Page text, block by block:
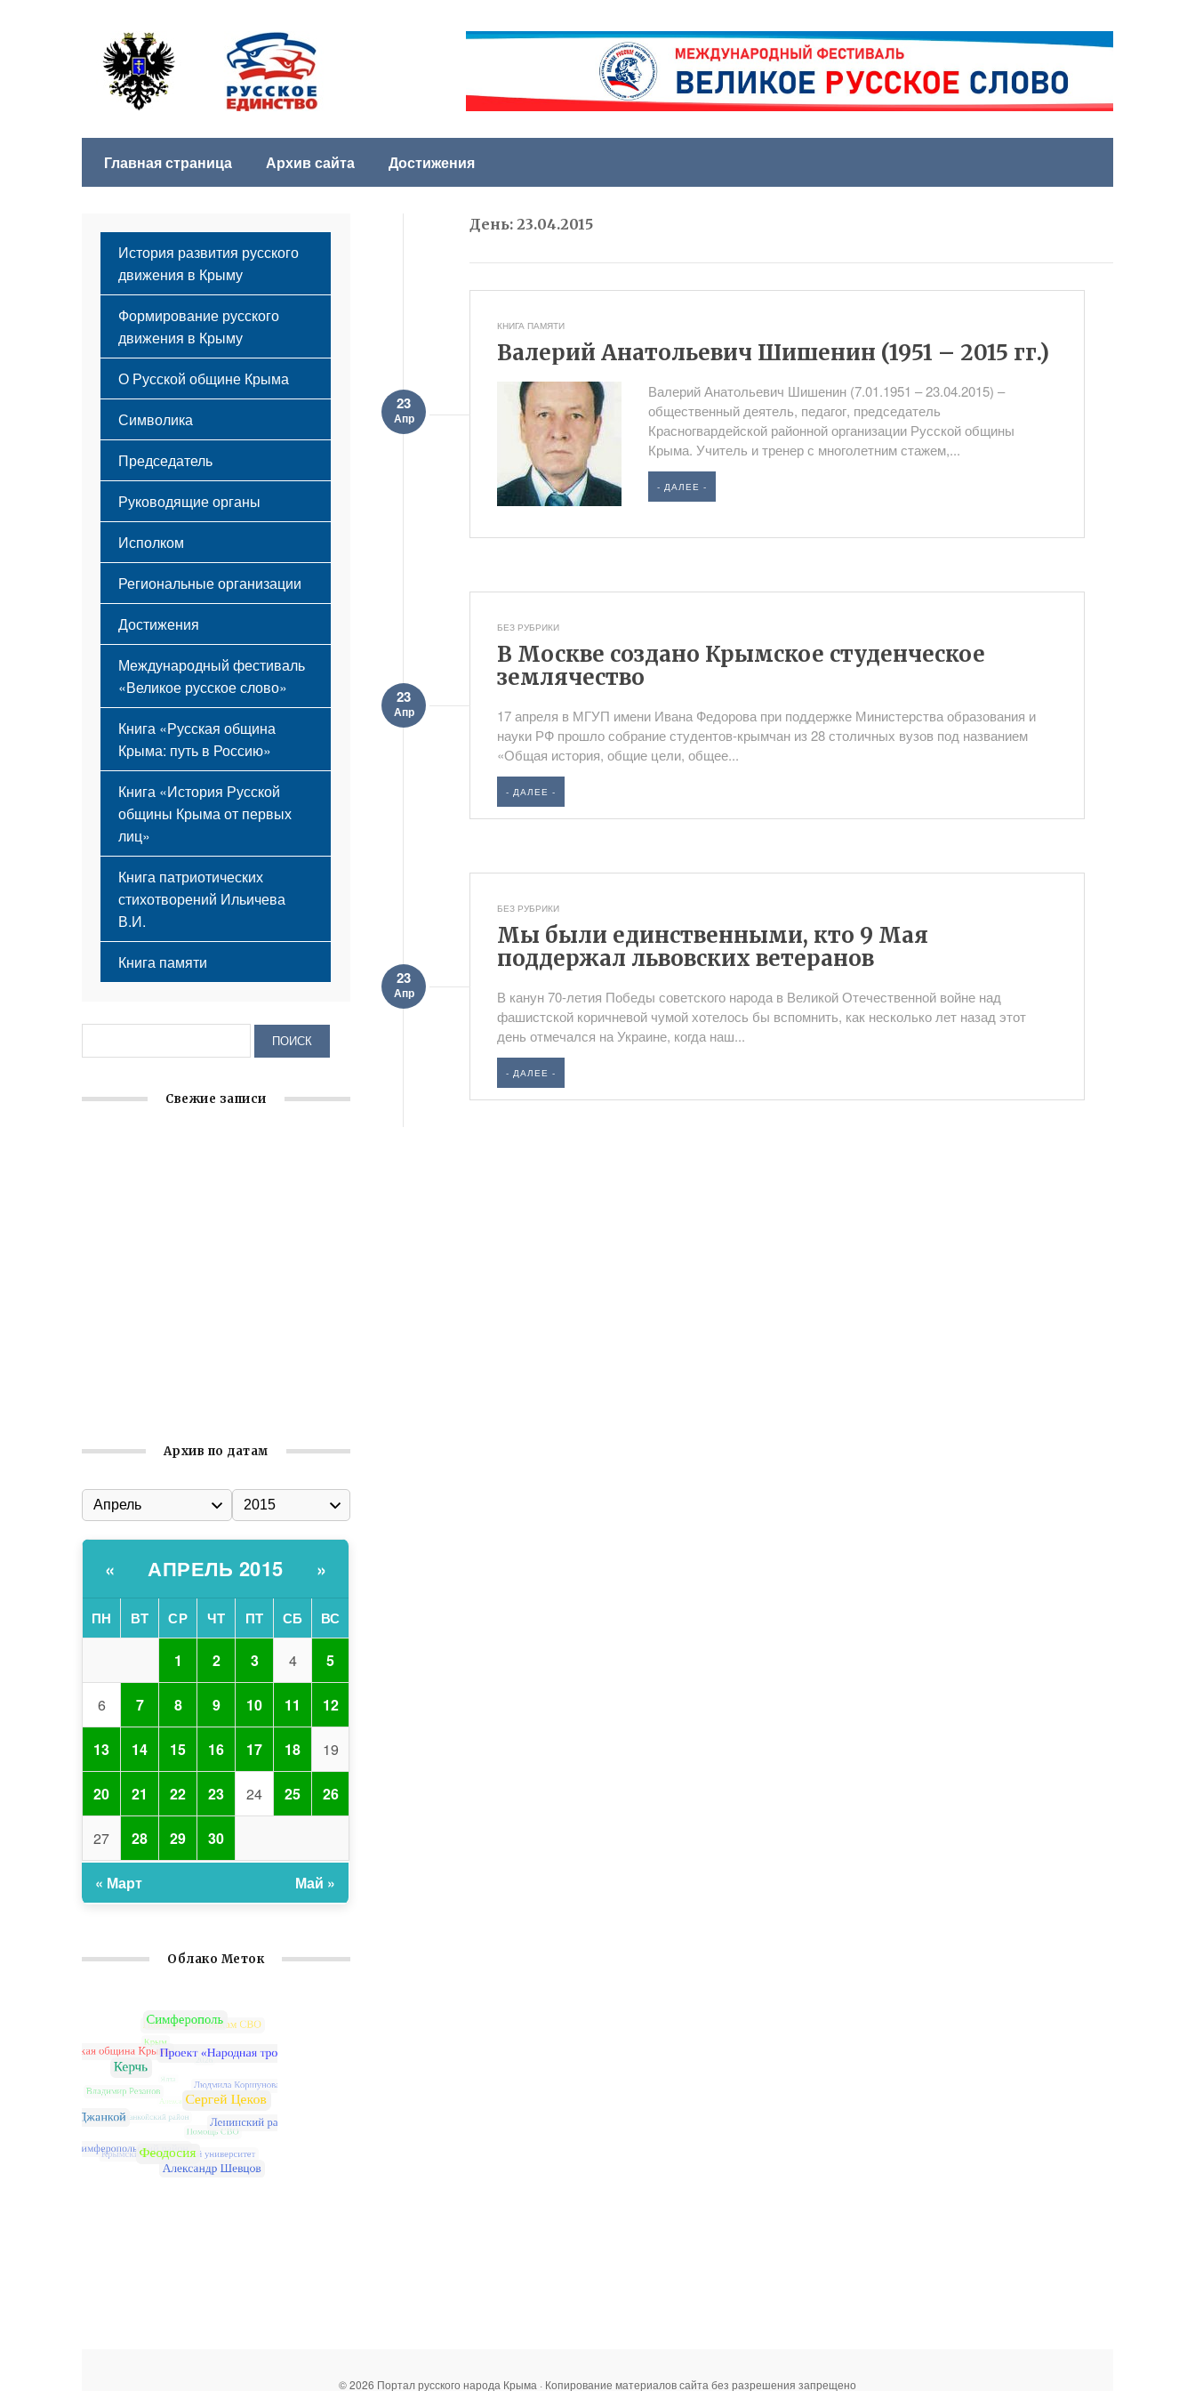
Главная страница Архив сайта Достижения
День:23.04.2015
КНИГА ПАМЯТИ
Валерий Анатольевич Шишенин (1951 – 2015 гг.)
23
Апр
Валерий Анатольевич Шишенин (7.01.1951 – 23.04.2015) –
общественный деятель, педагог, председатель
Красногвардейской районной организации Русской общины
Крыма. Учитель и тренер с многолетним стажем,...
- ДАЛЕЕ -
БЕЗ РУБРИКИ
В Москве создано Крымское студенческое
землячество
23
Апр
17 апреля в МГУП имени Ивана Федорова при поддержке Министерства образования и
науки РФ прошло собрание студентов-крымчан из 28 столичных вузов под названием
«Общая история, общие цели, общее...
- ДАЛЕЕ -
БЕЗ РУБРИКИ
Мы были единственными, кто 9 Мая
поддержал львовских ветеранов
23
Апр
В канун 70-летия Победы советского народа в Великой Отечественной войне над
фашистской коричневой чумой хотелось бы вспомнить, как несколько лет назад этот
день отмечался на Украине, когда наш...
- ДАЛЕЕ -
История развития русского
движения в Крыму
Формирование русского
движения в Крыму
Русский Крым
О Русской общине Крыма
Этапы становления
Принципы деятельности
Структура
Мероприятия
Символика
Флаг
Герб
Гимн
Председатель
Руководящие органы
Исполком
Региональные организации
Достижения
Международный фестиваль
«Великое русское слово»
Книга «Русская община
Крыма: путь в Россию»
Книга «История Русской
общины Крыма от первых
лиц»
Книга патриотических
стихотворений Ильичева
В.И.
Книга памяти
Свежие записи
Архив по датам
« АПРЕЛЬ 2015 »
ПН ВТ СР ЧТ ПТ СБ ВС
1 2 3 4 5
6 7 8 9 10 11 12
13 14 15 16 17 18 19
20 21 22 23 24 25 26
27 28 29 30
« Март Май »
Облако Меток
© 2026 Портал русского народа Крыма · Копирование материалов сайта без разрешения запрещено